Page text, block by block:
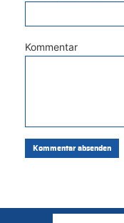
Kommentar